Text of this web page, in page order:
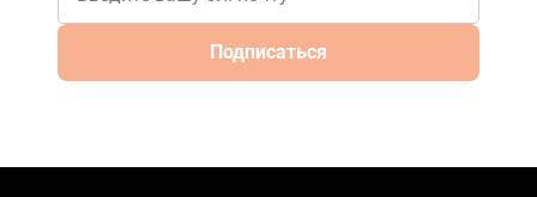
Подписаться